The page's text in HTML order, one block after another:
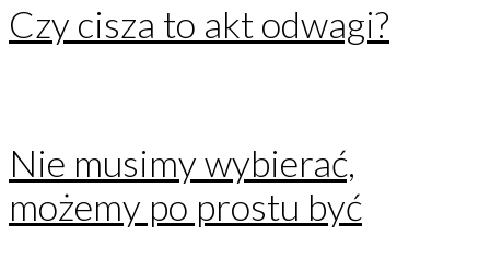
Czy cisza to akt odwagi?
Nie musimy wybierać,
możemy po prostu być